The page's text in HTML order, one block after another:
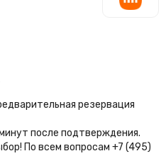
резервация
после подтверждения.
По всем вопросам +7 (495)